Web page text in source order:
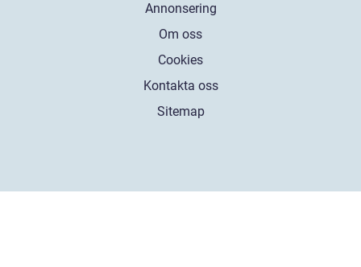
Annonsering
Om oss
Cookies
Kontakta oss
Sitemap